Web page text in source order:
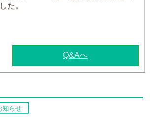
た。
Q&Aへ
知らせ